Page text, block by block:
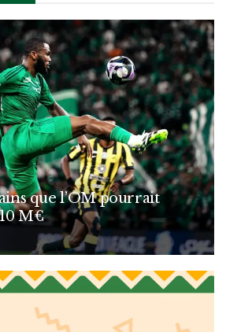
que l’OM pourrait
M€